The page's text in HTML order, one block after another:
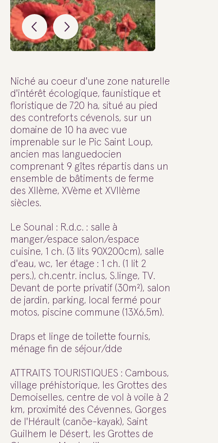
Niché au coeur d'une zone naturelle
d'intérêt écologique, faunistique et
floristique de 720 ha, situé au pied
des contreforts cévenols, sur un
domaine de 10 ha avec vue
imprenable sur le Pic Saint Loup,
ancien mas languedocien
comprenant 9 gîtes répartis dans un
ensemble de bâtiments de ferme
des XIIème, XVème et XVIIème
siècles.
Le Sounal : R.d.c. : salle à
manger/espace salon/espace
cuisine, 1 ch. (3 lits 90X200cm), salle
d'eau, wc, 1er étage : 1 ch. (1 lit 2
pers.), ch.centr. inclus, S.linge, TV.
Devant de porte privatif (30m²), salon
de jardin, parking, local fermé pour
motos, piscine commune (13X6,5m).
Draps et linge de toilette fournis,
ménage fin de séjour/dde
ATTRAITS TOURISTIQUES : Cambous,
village préhistorique, les Grottes des
Demoiselles, centre de vol à voile à 2
km, proximité des Cévennes, Gorges
de l'Hérault (canöe-kayak), Saint
Guilhem le Désert, les Grottes de